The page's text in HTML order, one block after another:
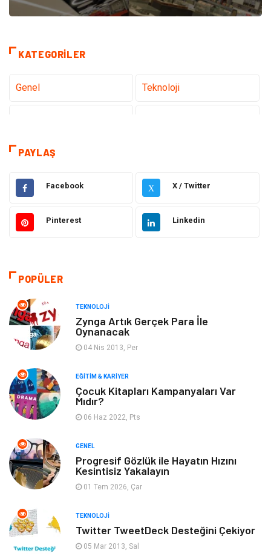
KATEGORILER
Genel Teknoloji
Eğitim & Kariyer
Giyim Elektrik & Elektronik
Gıda Hukuk
Seo Teknikleri
Güzellik & Bakım
Emlak
Mobilya
Finans & Ekonomi
Domain
Makaleler Bebek Giyim
Programlama Algoritma
PAYLAŞ
Facebook X X / Twitter
Pinterest Linkedin
POPÜLER
TEKNOLOJI
Zynga Artık Gerçek Para İle
Oynanacak
04 Nis 2013, Per
EĞITIM & KARIYER
Çocuk Kitapları Kampanyaları Var
Mıdır?
06 Haz 2022, Pts
GENEL
Progresif Gözlük ile Hayatın Hızını
Kesintisiz Yakalayın
01 Tem 2026, Çar
TEKNOLOJI
Twitter TweetDeck Desteğini Çekiyor
05 Mar 2013, Sal